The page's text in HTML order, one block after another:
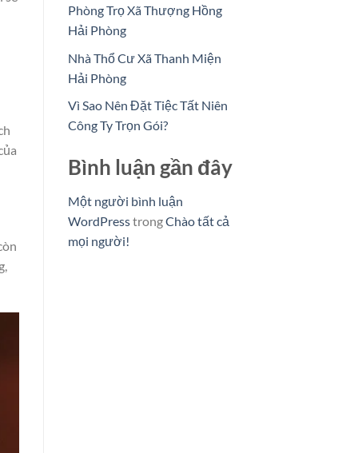
Phòng Trọ Xã Thượng Hồng
Hải Phòng
Nhà Thổ Cư Xã Thanh Miện
Hải Phòng
Vì Sao Nên Đặt Tiệc Tất Niên
Công Ty Trọn Gói?
Bình luận gần đây
Một người bình luận
WordPresstrongChào tất cả
mọi người!